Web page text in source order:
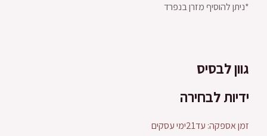
*ניתן להוסיף מזרן בנפרד
גוון לבסיס
ידיות לבחירה
זמן אספקה: עד21ימי עסקים